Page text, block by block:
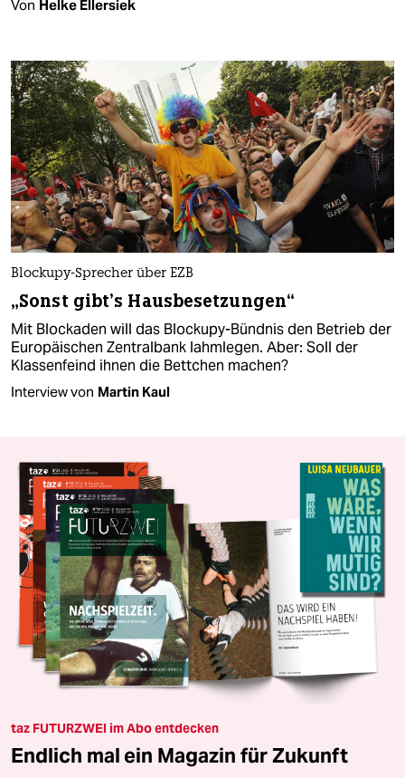
Von Helke Ellersiek
Blockupy-Sprecher über EZB
„Sonst gibt’s Hausbesetzungen“
Mit Blockaden will das Blockupy-Bündnis den Betrieb der
Europäischen Zentralbank lahmlegen. Aber: Soll der
Klassenfeind ihnen die Bettchen machen?
Interview von Martin Kaul
taz FUTURZWEI im Abo entdecken
Endlich mal ein Magazin für Zukunft